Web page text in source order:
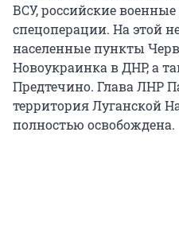
ВСУ, российские
спецоперации. На этой
населенные пункты
Новоукраинка в ДНР, а
Предтечино. Глава ЛНР
территория Луганской
полностью освобождена.